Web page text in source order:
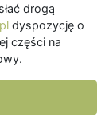
drogą
dyspozycję o
części na